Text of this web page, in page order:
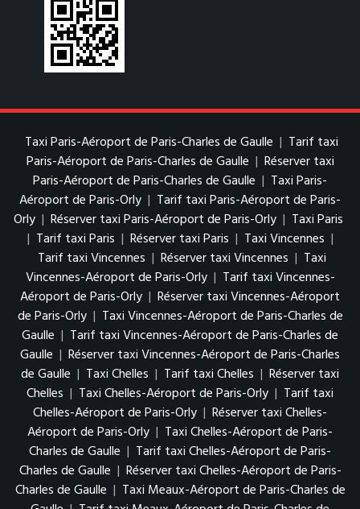
Taxi Paris-Aéroport de Paris-Charles de Gaulle | Tarif taxi
Paris-Aéroport de Paris-Charles de Gaulle | Réserver taxi
Paris-Aéroport de Paris-Charles de Gaulle | Taxi Paris-
Aéroport de Paris-Orly | Tarif taxi Paris-Aéroport de Paris-
Orly | Réserver taxi Paris-Aéroport de Paris-Orly | Taxi Paris
| Tarif taxi Paris | Réserver taxi Paris | Taxi Vincennes |
Tarif taxi Vincennes | Réserver taxi Vincennes | Taxi
Vincennes-Aéroport de Paris-Orly | Tarif taxi Vincennes-
Aéroport de Paris-Orly | Réserver taxi Vincennes-Aéroport
de Paris-Orly | Taxi Vincennes-Aéroport de Paris-Charles de
Gaulle | Tarif taxi Vincennes-Aéroport de Paris-Charles de
Gaulle | Réserver taxi Vincennes-Aéroport de Paris-Charles
de Gaulle | Taxi Chelles | Tarif taxi Chelles | Réserver taxi
Chelles | Taxi Chelles-Aéroport de Paris-Orly | Tarif taxi
Chelles-Aéroport de Paris-Orly | Réserver taxi Chelles-
Aéroport de Paris-Orly | Taxi Chelles-Aéroport de Paris-
Charles de Gaulle | Tarif taxi Chelles-Aéroport de Paris-
Charles de Gaulle | Réserver taxi Chelles-Aéroport de Paris-
Charles de Gaulle | Taxi Meaux-Aéroport de Paris-Charles de